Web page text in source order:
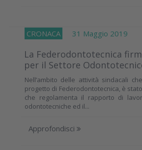
CRONACA 31 Maggio 2019
La Federodontotecnica
per il Settore
Nell’ambito delle attività sindacali
progetto di Federodontotecnica, è
che regolamenta il rapporto di
odontotecniche ed il...
Approfondisci